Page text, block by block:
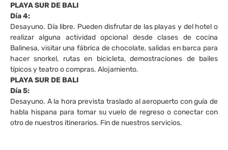
PLAYA SUR DE BALI
Día 4:
Desayuno. Día libre. Pueden disfrutar de las playas y del hotel o
realizar alguna actividad opcional desde clases de cocina
Balinesa, visitar una fábrica de chocolate, salidas en barca para
hacer snorkel, rutas en bicicleta, demostraciones de bailes
típicos y teatro o compras. Alojamiento.
PLAYA SUR DE BALI
Día 5:
Desayuno. A la hora prevista traslado al aeropuerto con guía de
habla hispana para tomar su vuelo de regreso o conectar con
otro de nuestros itinerarios. Fin de nuestros servicios.